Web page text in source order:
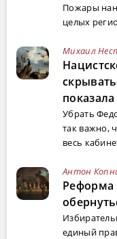
Пожары
целых
Михаил
Убрать
так важно,
весь
Антон
Реформа
единый